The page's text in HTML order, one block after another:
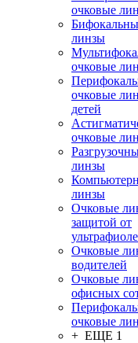
очковые
линзы
очковые
очковые
детей
очковые
линзы
линзы
Очковые
защитой от
Очковые
водителей
Очковые
офисных
очковые
+ ЕЩЕ 1